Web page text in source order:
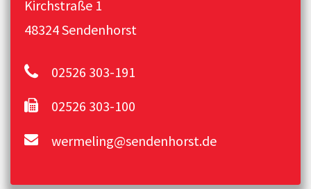
Kirchstraße 1
48324 Sendenhorst
02526 303-191
02526 303-100
wermeling@sendenhorst.de